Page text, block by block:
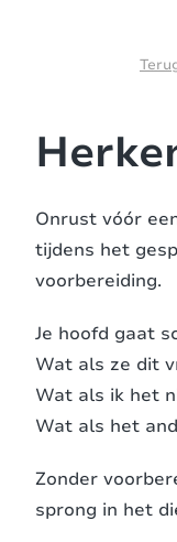
Onrust vóór
tijdens het
voorbereiding.
Je hoofd gaat
Wat als ze dit
Wat als ik het
Wat als het
Zonder
sprong in het